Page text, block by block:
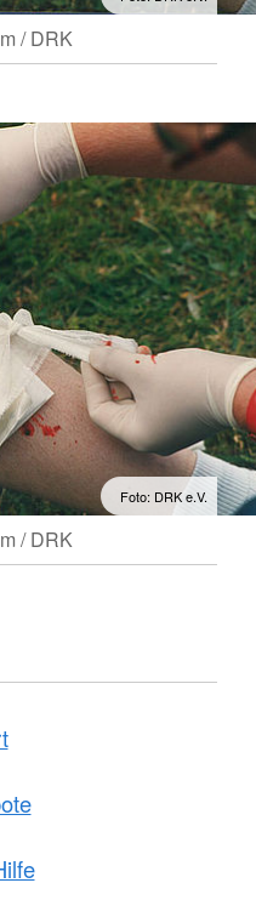
/ DRK
Foto: DRK e.V.
/ DRK